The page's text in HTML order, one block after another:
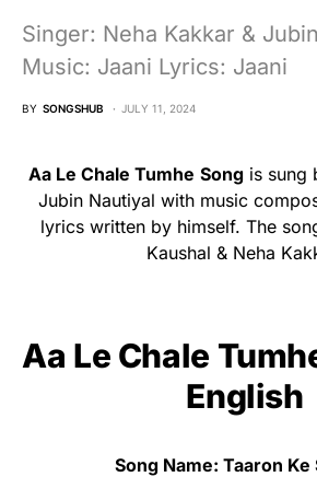
Singer: Neha Kakkar &
Music: Jaani Lyrics: Jaani
BY SONGSHUB JULY 11, 2024
Aa Le Chale Tumhe Song is sung
Jubin Nautiyal with music
lyrics written by himself. The
Kaushal & Neha
Aa Le Chale
English
Song Name: Taaron Ke